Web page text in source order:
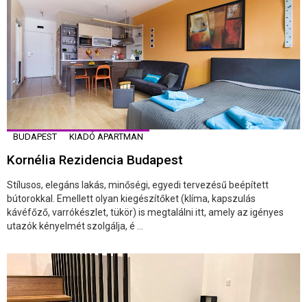
BUDAPEST KIADÓ APARTMAN
Kornélia Rezidencia Budapest
Stílusos, elegáns lakás, minőségi, egyedi tervezésű beépített
bútorokkal. Emellett olyan kiegészítőket (klíma, kapszulás
kávéfőző, varrókészlet, tükör) is megtalálni itt, amely az igényes
utazók kényelmét szolgálja, é ...